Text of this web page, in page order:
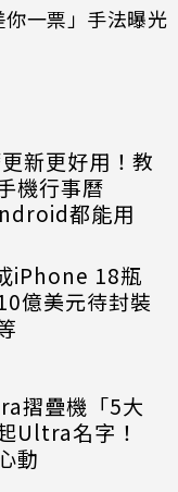
一票」手法曝光
新更好用！教
機行事曆
都能用
iPhone 18瓶
億美元待封裝
摺疊機「5大
Ultra名字！
動